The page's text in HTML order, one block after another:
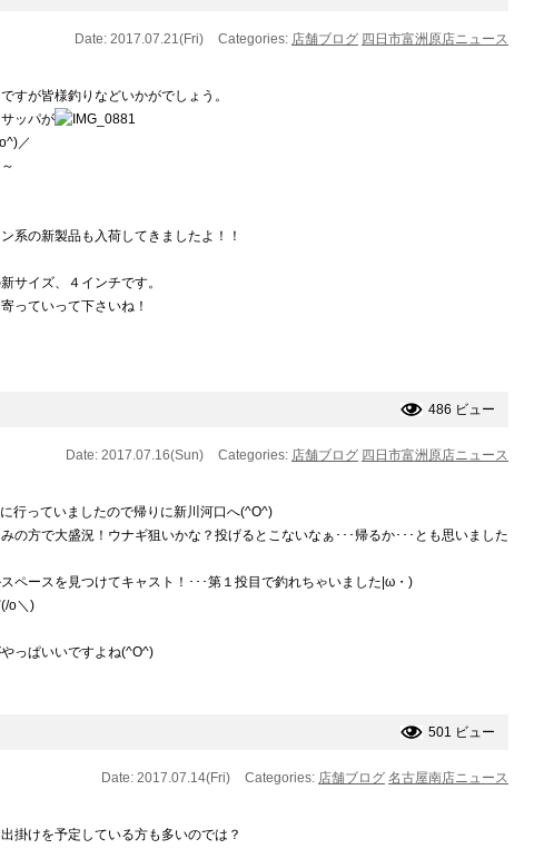
Date: 2017.07.21(Fri) Categories: 店舗ブログ 四日市富洲原店ニュース
すが皆様釣りなどいかがでしょう。
ッパが
／
系の新製品も入荷してきましたよ！！
サイズ、４インチです。
っていって下さいね！
486 ビュー
Date: 2017.07.16(Sun) Categories: 店舗ブログ 四日市富洲原店ニュース
行っていましたので帰りに新川河口へ(^O^)
の方で大盛況！ウナギ狙いかな？投げるとこないなぁ･･･帰るか･･･とも思いました
ペースを見つけてキャスト！･･･第１投目で釣れちゃいました|ω・)
o＼)
っぱいいですよね(^O^)
501 ビュー
Date: 2017.07.14(Fri) Categories: 店舗ブログ 名古屋南店ニュース
掛けを予定している方も多いのでは？